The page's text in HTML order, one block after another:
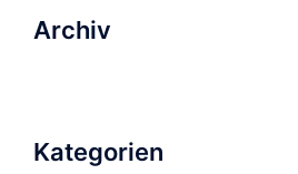
Archiv
Kategorien